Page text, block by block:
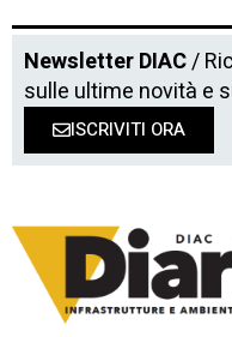
Newsletter DIAC/
sulle ultime novità e
ISCRIVITI ORA